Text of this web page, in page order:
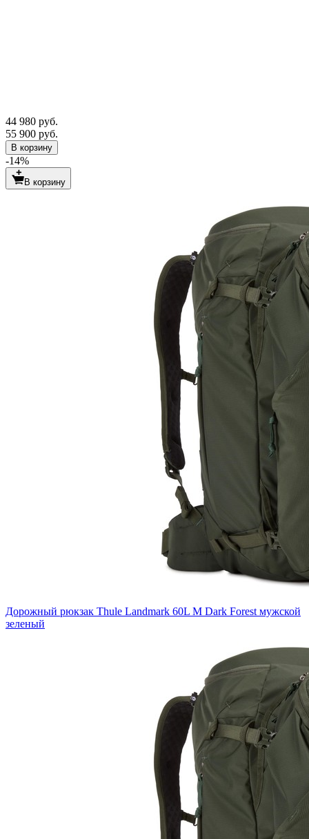
44 980 руб.
55 900 руб.
В корзину
-14%
В корзину
Дорожный рюкзак Thule Landmark 60L M Dark Forest мужской
зеленый